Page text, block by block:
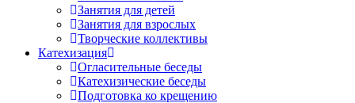
Занятия для детей
Занятия для взрослых
Творческие коллективы
Катехизация
Огласительные беседы
Катехизические беседы
Подготовка ко крещению